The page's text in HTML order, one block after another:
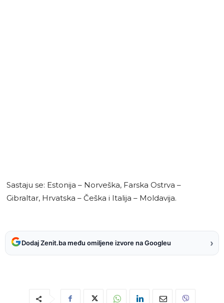
Sastaju se: Estonija – Norveška, Farska Ostrva –
Gibraltar, Hrvatska – Češka i Italija – Moldavija.
Dodaj Zenit.ba među omiljene izvore na Googleu ›